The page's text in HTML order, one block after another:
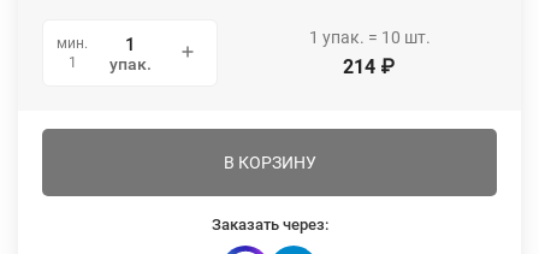
мин.
1
упак.
1 упак. = 10 шт.
214 ₽
В КОРЗИНУ
Заказать через: